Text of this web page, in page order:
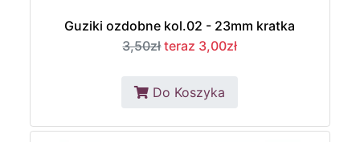
Guziki ozdobne kol.02 - 23mm kratka
3,50zł teraz 3,00zł
Do Koszyka